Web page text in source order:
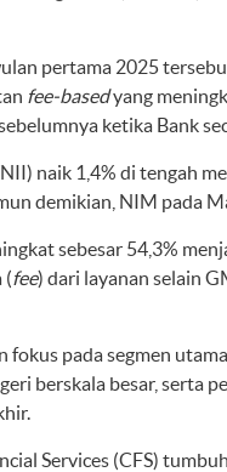
pertama 2025
fee-basedyang
ketika Bank
naik 1,4% di tengah
demikian, NIM
sebesar 54,3%
(fee) dari layanan selain
pada segmen
berskala besar,
Services (CFS)